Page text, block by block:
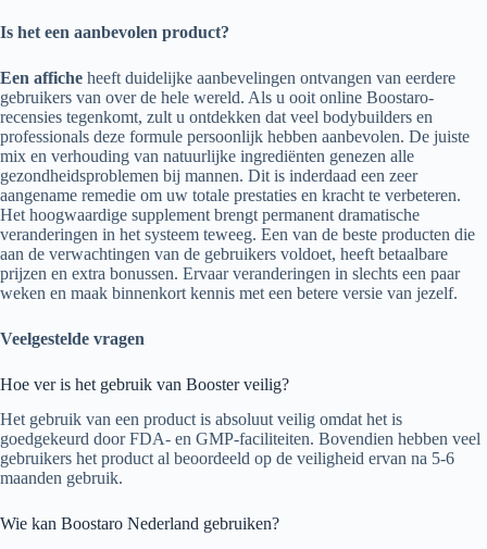
Is het een aanbevolen product?
Een affiche heeft duidelijke aanbevelingen ontvangen van eerdere
gebruikers van over de hele wereld. Als u ooit online Boostaro-
recensies tegenkomt, zult u ontdekken dat veel bodybuilders en
professionals deze formule persoonlijk hebben aanbevolen. De juiste
mix en verhouding van natuurlijke ingrediënten genezen alle
gezondheidsproblemen bij mannen. Dit is inderdaad een zeer
aangename remedie om uw totale prestaties en kracht te verbeteren.
Het hoogwaardige supplement brengt permanent dramatische
veranderingen in het systeem teweeg. Een van de beste producten die
aan de verwachtingen van de gebruikers voldoet, heeft betaalbare
prijzen en extra bonussen. Ervaar veranderingen in slechts een paar
weken en maak binnenkort kennis met een betere versie van jezelf.
Veelgestelde vragen
Hoe ver is het gebruik van Booster veilig?
Het gebruik van een product is absoluut veilig omdat het is
goedgekeurd door FDA- en GMP-faciliteiten. Bovendien hebben veel
gebruikers het product al beoordeeld op de veiligheid ervan na 5-6
maanden gebruik.
Wie kan Boostaro Nederland gebruiken?